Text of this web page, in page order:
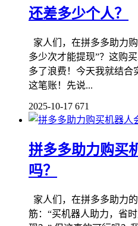
还差多少个人？
家人们，在拼多多助力
多少次才能提现”？这购
多了浪费！今天我就结合
这笔账！先说...
2025-10-17 671
拼多多助力购买
吗？
家人们，在拼多多助力
筋：“买机器人助力，省